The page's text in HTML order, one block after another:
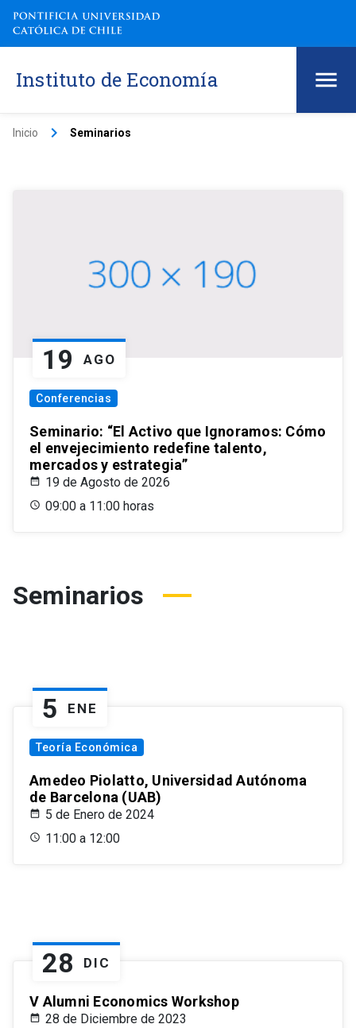
Instituto de Economía
Inicio keyboard_arrow_right Seminarios
19 AGO
Conferencias
Seminario: “El Activo que Ignoramos: Cómo
el envejecimiento redefine talento,
mercados y estrategia”
19 de Agosto de 2026
09:00 a 11:00 horas
Seminarios
5 ENE
Teoría Económica
Amedeo Piolatto, Universidad Autónoma
de Barcelona (UAB)
5 de Enero de 2024
11:00 a 12:00
28 DIC
V Alumni Economics Workshop
28 de Diciembre de 2023